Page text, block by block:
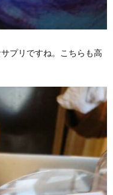
プリですね。こちらも高